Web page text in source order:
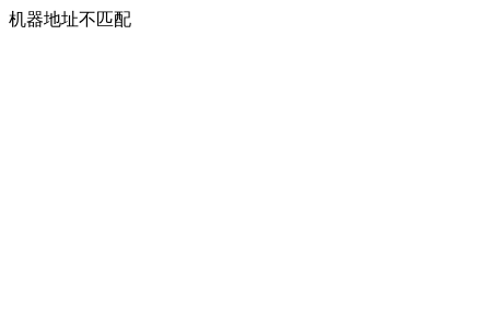
机器地址不匹配